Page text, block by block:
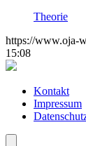
Theorie
https://www.oja-
15:08
Kontakt
Impressum